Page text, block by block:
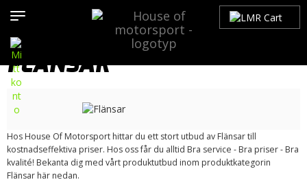
Bilmärken>Volvo> 100-Serien>
Avgassystem/ Tillbehör
> Flänsar
FLÄNSAR
Hos House Of Motorsport hittar du ett stort utbud av Flänsar till
kostnadseffektiva priser. Hos oss får du alltid Bra service - Bra priser - Bra
kvalité! Bekanta dig med vårt produktutbud inom produktkategorin
Flänsar här nedan.